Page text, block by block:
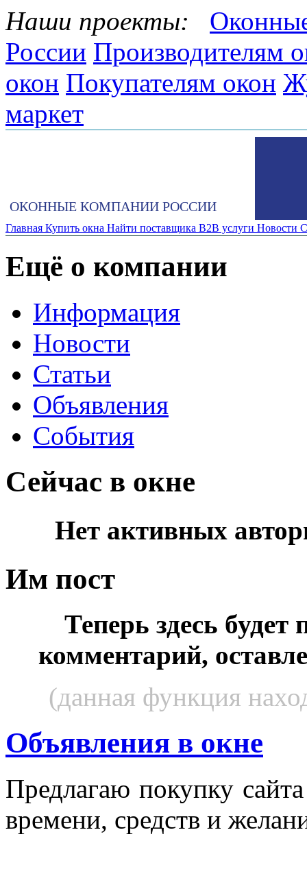
Наши проекты:
России Производителям
окон Покупателям окон
маркет
ОКОННЫЕ КОМПАНИИ РОССИИ
Главная Купить окна Найти поставщика B2B услуги Новости
Ещё о компании
Информация
Новости
Статьи
Объявления
События
Сейчас в окне
Нет активных
Им пост
Теперь здесь будет
комментарий,
(данная функция
Объявления в окне
Пред­ла­гаю по­куп­ку
вре­мени, средств и